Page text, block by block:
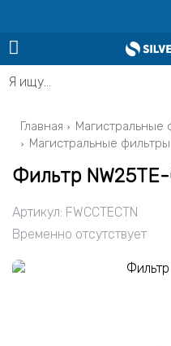
Я ищу…
Главная
Магистральные
Магистральные
Фильтр
Артикул: FWCCTECTN
Временно отсутствует